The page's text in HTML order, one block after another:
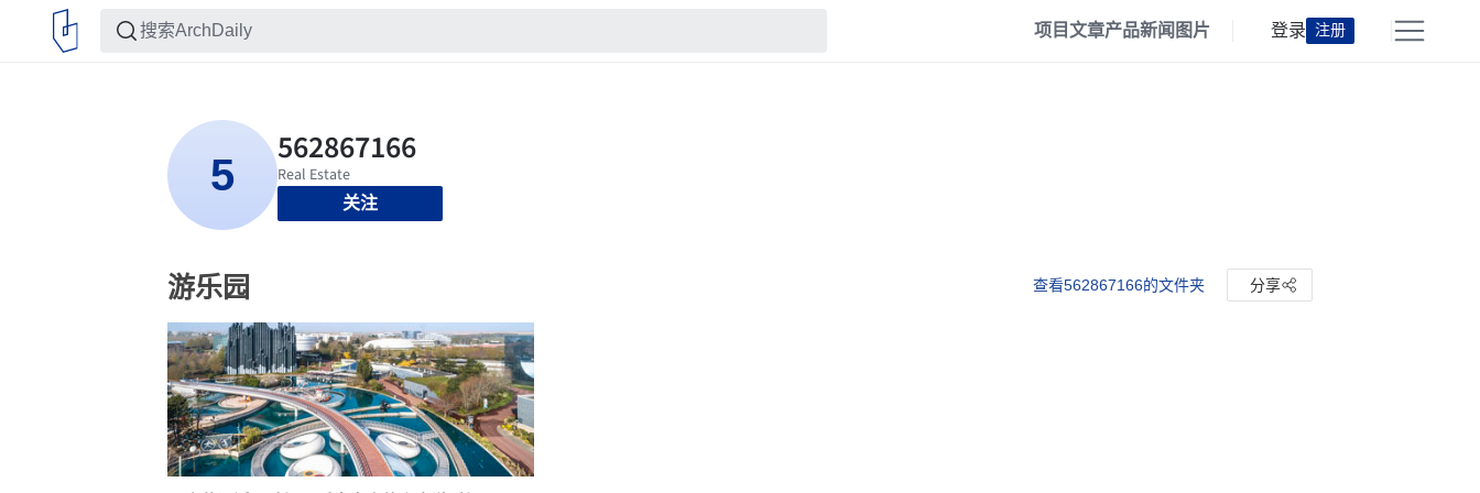
项目文章产品新闻 图片 登录 注册
关注
游乐园 查看562867166的文件夹 分享